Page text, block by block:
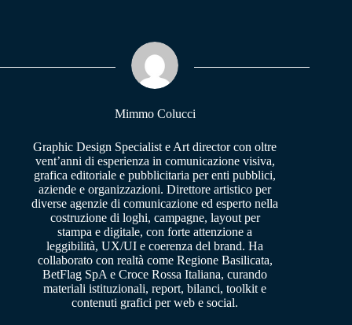
pp m
Mimmo Colucci
Graphic Design Specialist e Art director con oltre
vent’anni di esperienza in comunicazione visiva,
grafica editoriale e pubblicitaria per enti pubblici,
aziende e organizzazioni. Direttore artistico per
diverse agenzie di comunicazione ed esperto nella
costruzione di loghi, campagne, layout per
stampa e digitale, con forte attenzione a
leggibilità, UX/UI e coerenza del brand. Ha
collaborato con realtà come Regione Basilicata,
BetFlag SpA e Croce Rossa Italiana, curando
materiali istituzionali, report, bilanci, toolkit e
contenuti grafici per web e social.